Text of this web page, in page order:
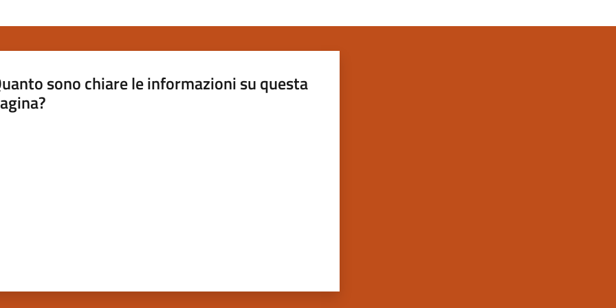
sono chiare le informazioni su questa